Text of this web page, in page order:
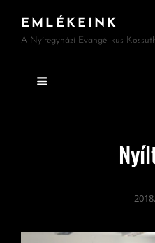
EMLÉKEINK
A Nyíregyházi Evangélikus